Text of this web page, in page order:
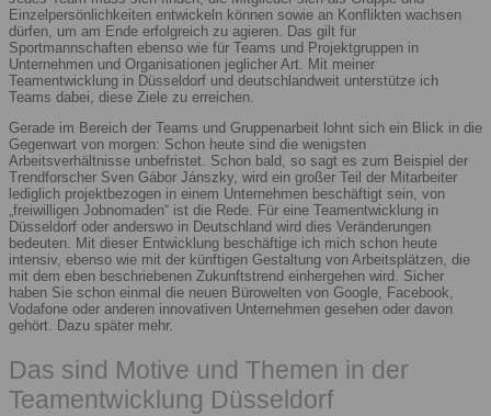
Einzelpersönlichkeiten entwickeln können sowie an Konflikten wachsen
dürfen, um am Ende erfolgreich zu agieren. Das gilt für
Sportmannschaften ebenso wie für Teams und Projektgruppen in
Unternehmen und Organisationen jeglicher Art. Mit meiner
Teamentwicklung in Düsseldorf und deutschlandweit unterstütze ich
Teams dabei, diese Ziele zu erreichen.
Gerade im Bereich der Teams und Gruppenarbeit lohnt sich ein Blick in die
Gegenwart von morgen: Schon heute sind die wenigsten
Arbeitsverhältnisse unbefristet. Schon bald, so sagt es zum Beispiel der
Trendforscher Sven Gábor Jánszky, wird ein großer Teil der Mitarbeiter
lediglich projektbezogen in einem Unternehmen beschäftigt sein, von
„freiwilligen Jobnomaden“ ist die Rede. Für eine Teamentwicklung in
Düsseldorf oder anderswo in Deutschland wird dies Veränderungen
bedeuten. Mit dieser Entwicklung beschäftige ich mich schon heute
intensiv, ebenso wie mit der künftigen Gestaltung von Arbeitsplätzen, die
mit dem eben beschriebenen Zukunftstrend einhergehen wird. Sicher
haben Sie schon einmal die neuen Bürowelten von Google, Facebook,
Vodafone oder anderen innovativen Unternehmen gesehen oder davon
gehört. Dazu später mehr.
Das sind Motive und Themen in der
Teamentwicklung Düsseldorf